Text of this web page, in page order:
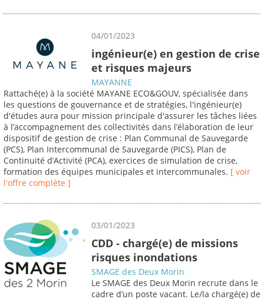
04/01/2023
ingénieur(e) en gestion de crise
et risques majeurs
MAYANNE
Rattaché(e) à la société MAYANE ECO&GOUV, spécialisée dans
les questions de gouvernance et de stratégies, l'ingénieur(e)
d'études aura pour mission principale d'assurer les tâches liées
à l’accompagnement des collectivités dans l’élaboration de leur
dispositif de gestion de crise : Plan Communal de Sauvegarde
(PCS), Plan Intercommunal de Sauvegarde (PICS), Plan de
Continuité d’Activité (PCA), exercices de simulation de crise,
formation des équipes municipales et intercommunales. [ voir
l'offre complète ]
03/01/2023
CDD - chargé(e) de missions
risques inondations
SMAGE des Deux Morin
Le SMAGE des Deux Morin recrute dans le
cadre d’un poste vacant. Le/la chargé(e) de